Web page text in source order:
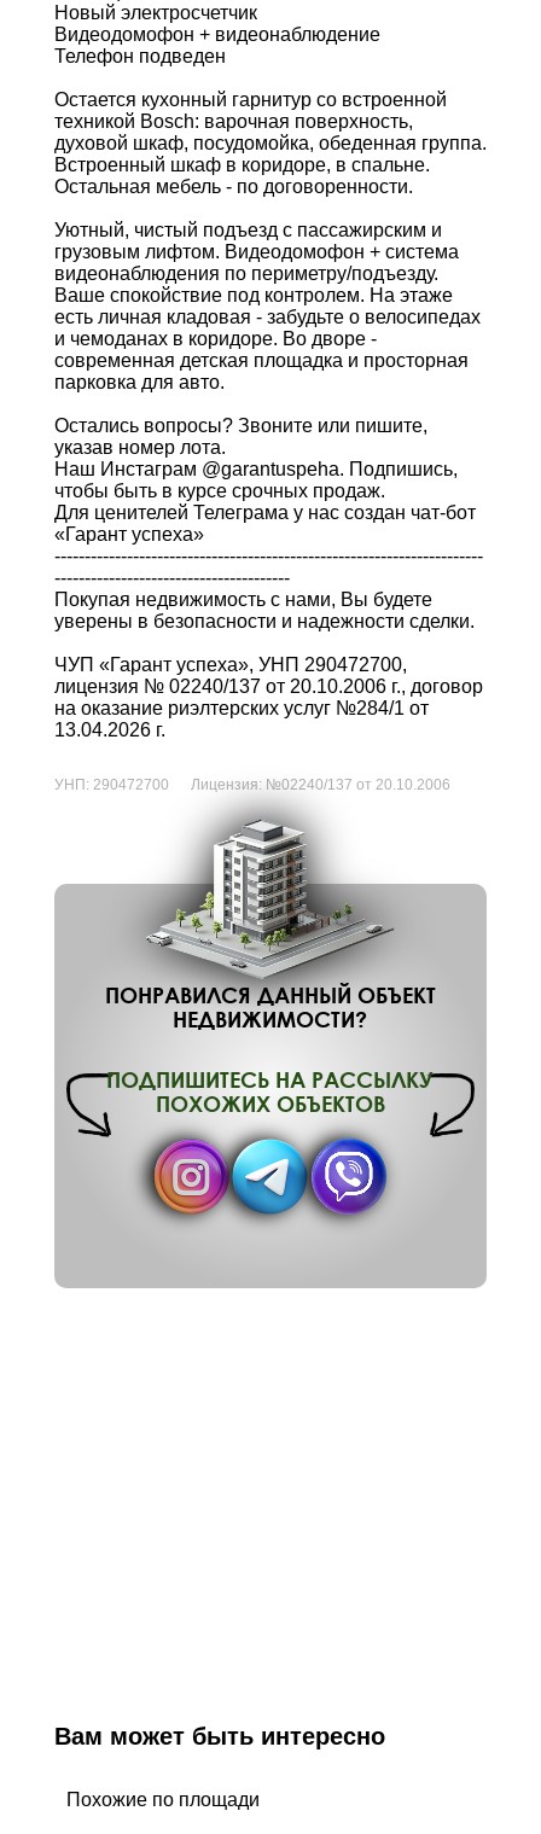
Новый электросчетчик
Видеодомофон + видеонаблюдение
Телефон подведен
Остается кухонный гарнитур со встроенной
техникой Bosch: варочная поверхность,
духовой шкаф, посудомойка, обеденная группа.
Встроенный шкаф в коридоре, в спальне.
Остальная мебель - по договоренности.
Уютный, чистый подъезд с пассажирским и
грузовым лифтом. Видеодомофон + система
видеонаблюдения по периметру/подъезду.
Ваше спокойствие под контролем. На этаже
есть личная кладовая - забудьте о велосипедах
и чемоданах в коридоре. Во дворе -
современная детская площадка и просторная
парковка для авто.
Остались вопросы? Звоните или пишите,
указав номер лота.
Наш Инстаграм @garantuspeha. Подпишись,
чтобы быть в курсе срочных продаж.
Для ценителей Телеграма у нас создан чат-бот
«Гарант успеха»
-----------------------------------------------------------------------
---------------------------------------
Покупая недвижимость с нами, Вы будете
уверены в безопасности и надежности сделки.
ЧУП «Гарант успеха», УНП 290472700,
лицензия № 02240/137 от 20.10.2006 г., договор
на оказание риэлтерских услуг №284/1 от
13.04.2026 г.
УНП: 290472700 Лицензия: №02240/137 от 20.10.2006
ПОНРАВИЛСЯ ДАННЫЙ ОБЪЕКТ
НЕДВИЖИМОСТИ?
ПОДПИШИТЕСЬ НА РАССЫЛКУ
ПОХОЖИХ ОБЪЕКТОВ
Вам может быть интересно
Похожие по площади